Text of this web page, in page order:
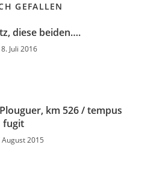
GEFALLEN
diese beiden….
Juli 2016
km 526 / tempus
fugit
August 2015